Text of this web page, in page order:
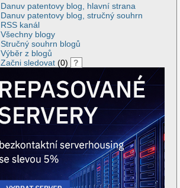
Danuv patentovy blog, hlavní strana
Danuv patentovy blog, stručný souhrn
RSS kanál
Všechny blogy
Stručný souhrn blogů
Výběr z blogů
Začni sledovat (0) ?